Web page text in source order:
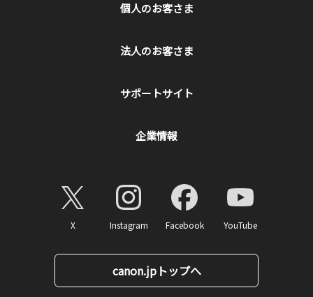
個人のお客さま
法人のお客さま
サポートサイト
企業情報
X Instagram Facebook YouTube
canon.jpトップへ